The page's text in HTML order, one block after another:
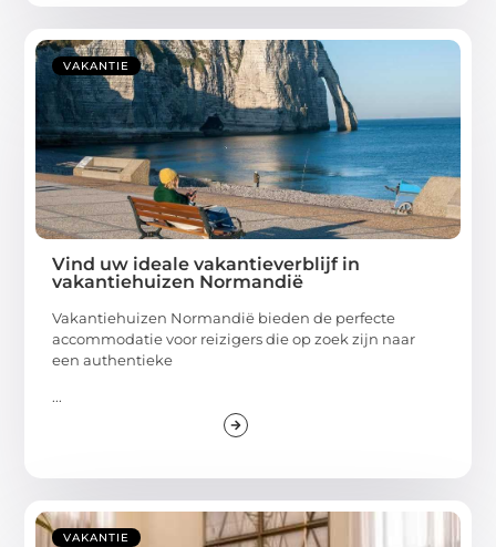
VAKANTIE
Vind uw ideale vakantieverblijf in
vakantiehuizen Normandië
Vakantiehuizen Normandië bieden de perfecte
accommodatie voor reizigers die op zoek zijn naar
een authentieke
...
VAKANTIE